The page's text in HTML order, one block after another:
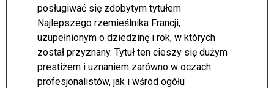
posługiwać się zdobytym tytułem
Najlepszego rzemieślnika Francji,
uzupełnionym o dziedzinę i rok, w których
został przyznany. Tytuł ten cieszy się dużym
prestiżem i uznaniem zarówno w oczach
profesjonalistów, jak i wśród ogółu